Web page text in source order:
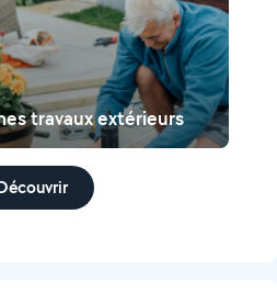
travaux extérieurs